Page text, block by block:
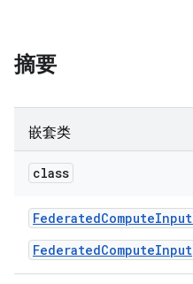
摘要
嵌套类
class
FederatedComputeInput
FederatedComputeInput